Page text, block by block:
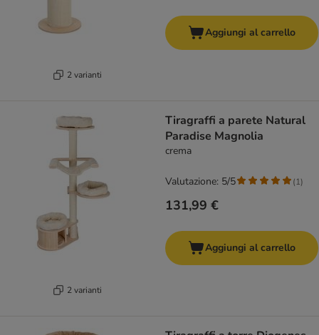
2 varianti
Aggiungi al carrello
2 varianti
Tiragraffi a parete Natural
Paradise Magnolia
crema
131,99 €
Valutazione: 5/5 (1)
Aggiungi al carrello